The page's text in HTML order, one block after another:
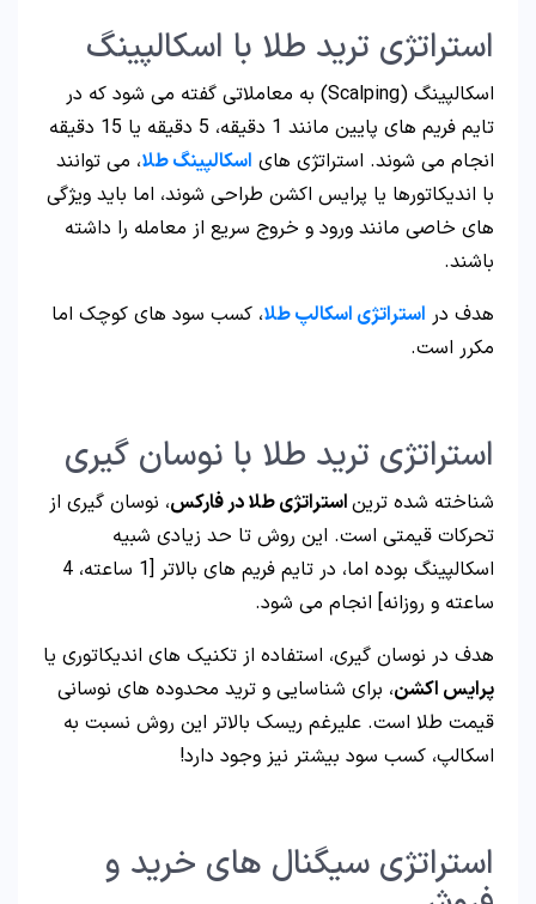
استراتژی ترید طلا با اسکالپینگ
اسکالپینگ (Scalping) به معاملاتی گفته می شود که در
تایم فریم های پایین مانند 1 دقیقه، 5 دقیقه یا 15 دقیقه
انجام می شوند. استراتژی های اسکالپینگ طلا، می توانند
با اندیکاتورها یا پرایس اکشن طراحی شوند، اما باید ویژگی
های خاصی مانند ورود و خروج سریع از معامله را داشته
باشند.
هدف در استراتژی اسکالپ طلا، کسب سود های کوچک اما
مکرر است.
استراتژی ترید طلا با نوسان گیری
شناخته شده تریناستراتژی طلا در فارکس، نوسان گیری از
تحرکات قیمتی است. این روش تا حد زیادی شبیه
اسکالپینگ بوده اما، در تایم فریم های بالاتر [1 ساعته، 4
ساعته و روزانه] انجام می شود.
هدف در نوسان گیری، استفاده از تکنیک های اندیکاتوری یا
پرایس اکشن، برای شناسایی و ترید محدوده های نوسانی
قیمت طلا است. علیرغم ریسک بالاتر این روش نسبت به
اسکالپ، کسب سود بیشتر نیز وجود دارد!
استراتژی سیگنال های خرید و